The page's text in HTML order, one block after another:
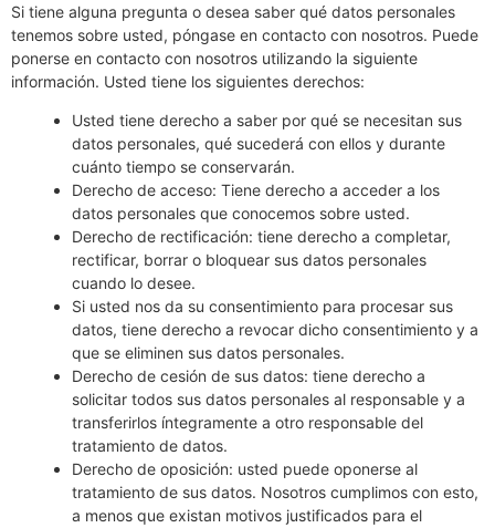
Si tiene alguna pregunta o desea saber qué datos personales
tenemos sobre usted, póngase en contacto con nosotros. Puede
ponerse en contacto con nosotros utilizando la siguiente
información. Usted tiene los siguientes derechos:
Usted tiene derecho a saber por qué se necesitan sus
datos personales, qué sucederá con ellos y durante
cuánto tiempo se conservarán.
Derecho de acceso: Tiene derecho a acceder a los
datos personales que conocemos sobre usted.
Derecho de rectificación: tiene derecho a completar,
rectificar, borrar o bloquear sus datos personales
cuando lo desee.
Si usted nos da su consentimiento para procesar sus
datos, tiene derecho a revocar dicho consentimiento y a
que se eliminen sus datos personales.
Derecho de cesión de sus datos: tiene derecho a
solicitar todos sus datos personales al responsable y a
transferirlos íntegramente a otro responsable del
tratamiento de datos.
Derecho de oposición: usted puede oponerse al
tratamiento de sus datos. Nosotros cumplimos con esto,
a menos que existan motivos justificados para el